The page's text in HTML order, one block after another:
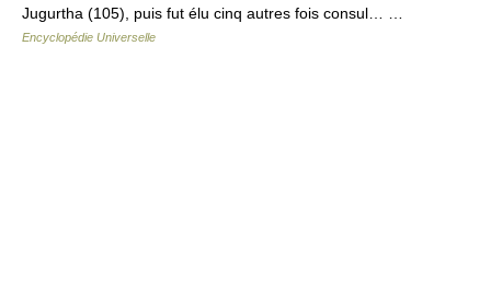
Jugurtha (105), puis fut élu cinq autres fois consul… …
Encyclopédie Universelle